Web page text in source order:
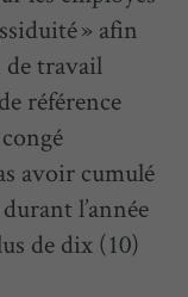
» afin
de travail
référence
avoir cumulé
l’année
de dix (10)